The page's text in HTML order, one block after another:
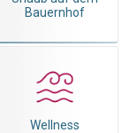
Bauernhof
Wellness